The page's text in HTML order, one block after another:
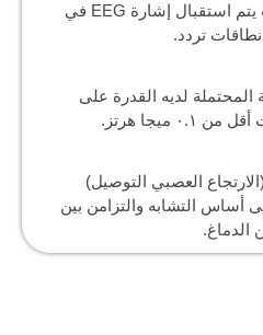
بروتوكول تردد النطاقات يتم استقبال إشارة EEG في
لديه القدرة على
ميجا هرتز.
العصبي التوصيل)
أساس التشابه والتزامن بين
الدماغ.